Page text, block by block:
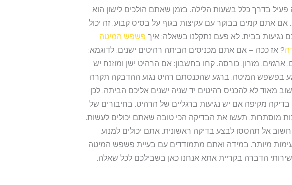
בדרך כלל בשעות הלילה. בזמן שאתם הולכים לישון הוא
אם אתם קמים בבוקר עם עקיצות בגוף על בסיס קבוע. זה יכול
נגיעות בבית. לא פעם נתקלנו בשאלה: איך פשפש המיטה
? אז ככה – אם אתם מכניסים הביתה רהיטים ישנים. לדוגמא:
ארגזים. מזרון. כורסה. קחו בחשבון: אם הרהיט ישן ומוזנח יש
בפשפש המיטה. ברגע שהכנסתם רהיט נגוע ההדבקה תקרה
מאוד לא להכניס רהיטים יד שניה ישנים אליכם הביתה. לכן
מקיפה אם יש נגיעות ברגליים של הרהיט. בחיבורים של
מוסתרות. תעשו את הבדיקה הכי טובה שאתם יכולים לעשות.
אל תהססו לבצע בדיקה ראשונית. אתם יכולים למנוע
מיותר. במידה ואתם מתמודדים עם בעיית פשפש המיטה
הדברה בקריית אתא אנחנו כאן בשבילכם לכל שאלה.